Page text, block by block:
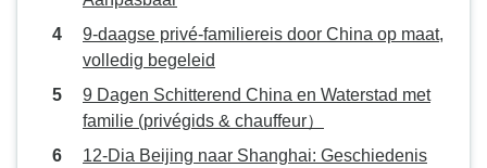
9-daagse privé-familiereis door China op maat,
volledig begeleid
9 Dagen Schitterend China en Waterstad met
familie (privégids & chauffeur）
12-Dia Beijing naar Shanghai: Geschiedenis